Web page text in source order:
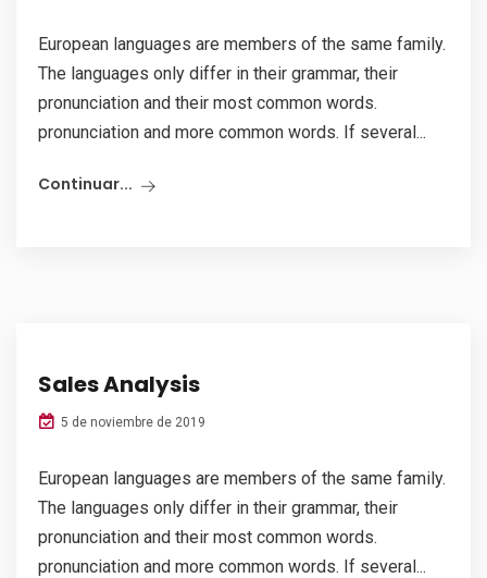
European languages are members of the same family.
The languages only differ in their grammar, their
pronunciation and their most common words.
pronunciation and more common words. If several...
Continuar...
Sales Analysis
5 de noviembre de 2019
European languages are members of the same family.
The languages only differ in their grammar, their
pronunciation and their most common words.
pronunciation and more common words. If several...